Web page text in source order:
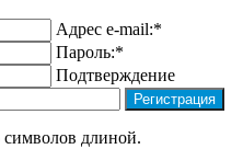
Адрес e-mail:*
Пароль:*
Подтверждение
длиной.